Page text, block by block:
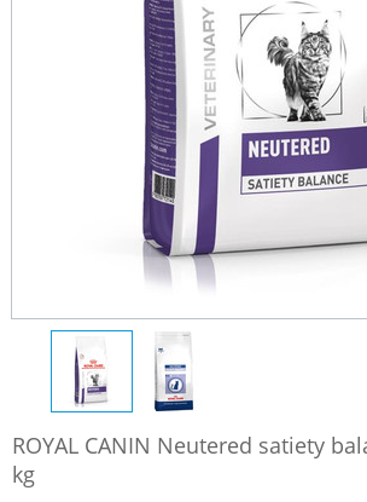
ROYAL CANIN Neutered satiety
kg